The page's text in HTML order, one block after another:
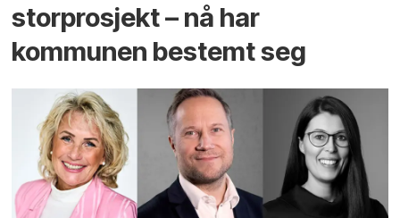
storprosjekt – nå har
kommunen bestemt seg